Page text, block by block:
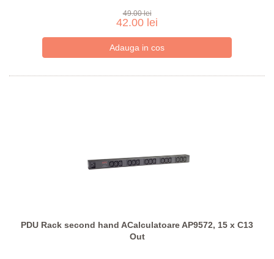
49.00 lei
42.00 lei
PDU Rack second hand ACalculatoare AP9572, 15 x C13
Out